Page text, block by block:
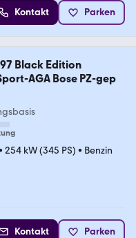
Kontakt Parken
Black Edition
AGA Bose PZ-gep
254 kW (345 PS) • Benzin
Kontakt Parken